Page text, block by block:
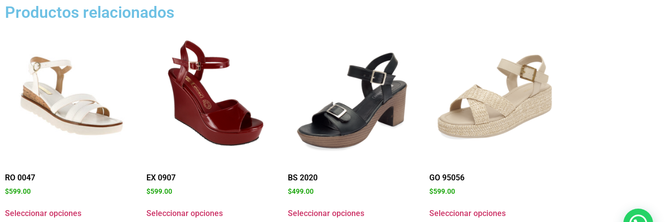
Productos relacionados
RO 0047
$599.00
Seleccionar opciones
EX 0907
$599.00
Seleccionar opciones
BS 2020
$499.00
Seleccionar opciones
GO 95056
$599.00
Seleccionar opciones